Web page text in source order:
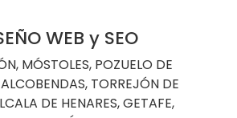
WEB y SEO
, MÓSTOLES, POZUELO DE
ALCOBENDAS, TORREJÓN DE
DE HENARES,GETAFE,